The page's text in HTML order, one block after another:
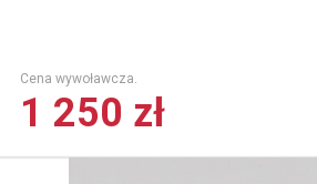
Cena wywoławcza.
1 250 zł